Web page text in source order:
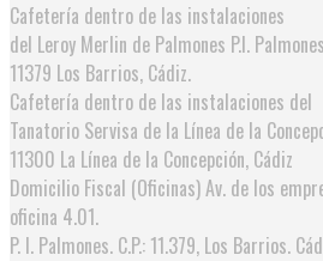
Cafetería dentro de las instalaciones
del Leroy Merlin de Palmones P.I.
11379 Los Barrios, Cádiz.
Cafetería dentro de las instalaciones del
Tanatorio Servisa de la Línea de la
11300 La Línea de la Concepción, Cádiz
Domicilio Fiscal (Oficinas)Av. de los
oficina 4.01.
P. I. Palmones. C.P.: 11.379, Los Barrios.